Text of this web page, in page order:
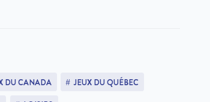
DU CANADA
JEUX DU QUÉBEC